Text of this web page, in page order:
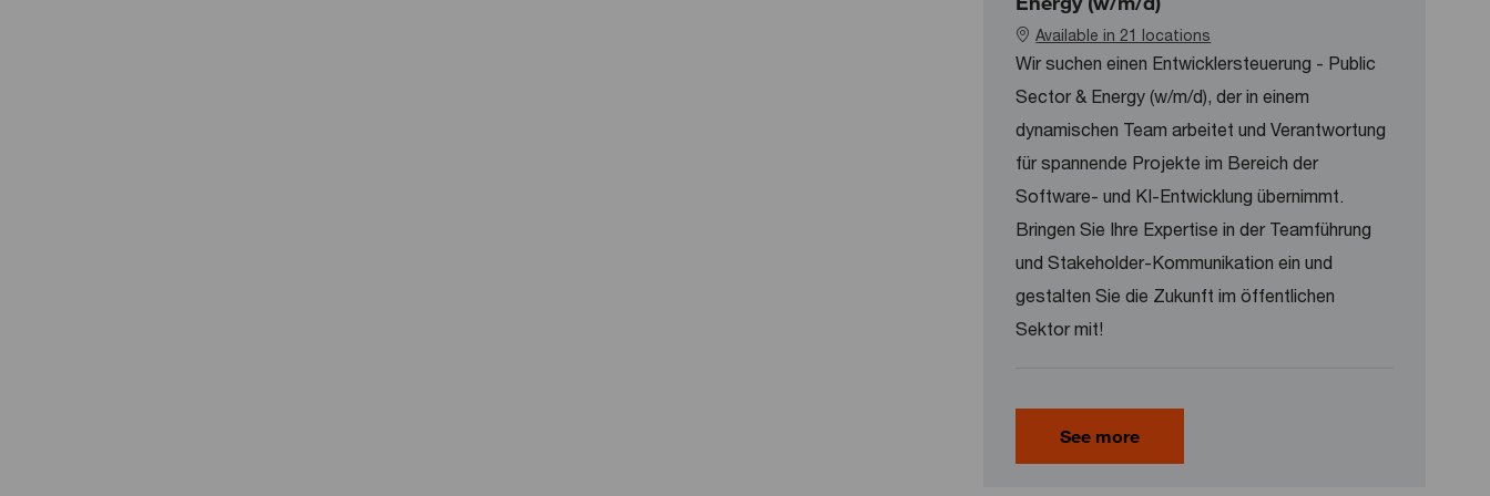
Available in 21 locations
Wir suchen einen Entwicklersteuerung - Public
Sector & Energy (w/m/d), der in einem
dynamischen Team arbeitet und Verantwortung
für spannende Projekte im Bereich der
Software- und KI-Entwicklung übernimmt.
Bringen Sie Ihre Expertise in der Teamführung
und Stakeholder-Kommunikation ein und
gestalten Sie die Zukunft im öffentlichen
Sektor mit!
See more